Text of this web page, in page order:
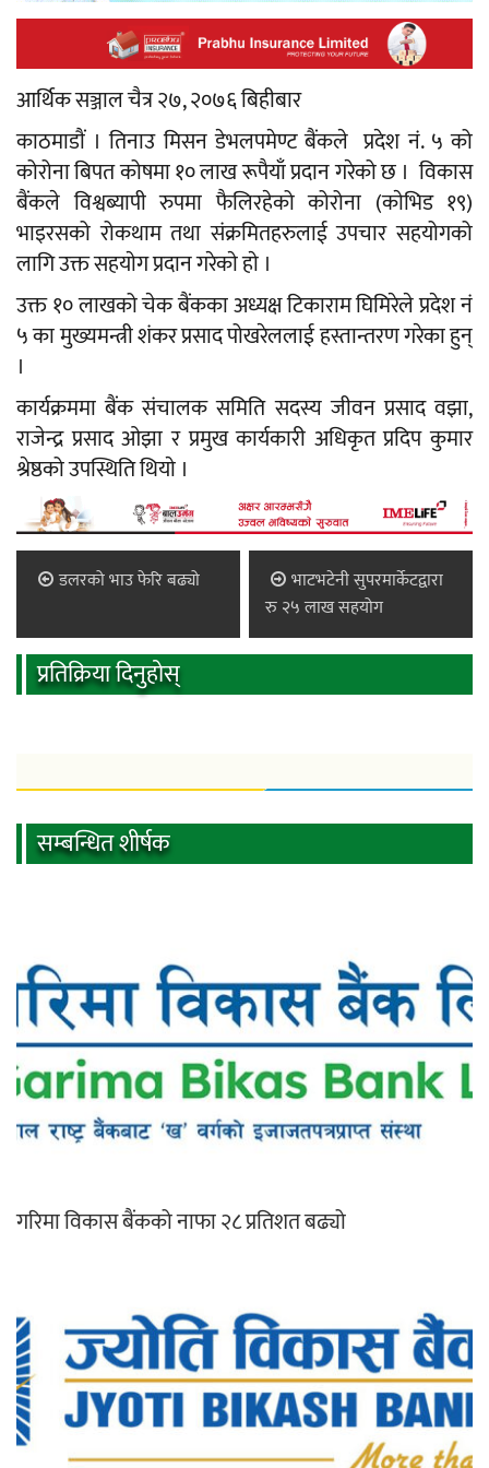
आर्थिक सञ्जाल चैत्र २७, २०७६ बिहीबार
काठमाडाैं । तिनाउ मिसन डेभलपमेण्ट बैंकले प्रदेश नं. ५ को
कोरोना बिपत कोषमा १० लाख रूपैयाँ प्रदान गरेको छ । विकास
बैंकले विश्वब्यापी रुपमा फैलिरहेको कोरोना (काेभिड १९)
भाइरसको रोकथाम तथा संक्रमितहरुलाई उपचार सहयोगको
लागि उक्त सहयाेग प्रदान गरेकाे हाे ।
उक्त १० लाखको चेक बैंकका अध्यक्ष टिकाराम घिमिरेले प्रदेश नं
५ का मुख्यमन्त्री शंकर प्रसाद पोखरेललाई हस्तान्तरण गरेका हुन्
।
कार्यक्रममा बैंक संचालक समिति सदस्य जीवन प्रसाद वझा,
राजेन्द्र प्रसाद ओझा र प्रमुख कार्यकारी अधिकृत प्रदिप कुमार
श्रेष्ठको उपस्थिति थियाे ।
डलरको भाउ फेरि बढ्यो
भाटभटेनी सुपरमार्केटद्वारा
रु २५ लाख सहयोग
प्रतिक्रिया दिनुहोस्
सम्बन्धित शीर्षक
गरिमा विकास बैंकको नाफा २८ प्रतिशत बढ्यो